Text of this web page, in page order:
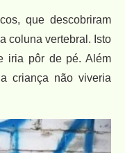
que descobriram
coluna vertebral. Isto
iria pôr de pé. Além
criança não viveria